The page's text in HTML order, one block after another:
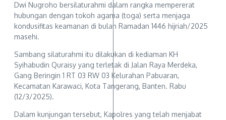
Dwi Nugroho bersilaturahmi dalam rangka mempererat
hubungan dengan tokoh agama (toga) serta menjaga
kondusifitas keamanan di bulan Ramadan 1446 hijriah/2025
masehi.
Sambang silaturahmi itu dilakukan di kediaman KH
Syihabudin Quraisy yang terletak di Jalan Raya Merdeka,
Gang Beringin 1 RT 03 RW 03 Kelurahan Pabuaran,
Kecamatan Karawaci, Kota Tangerang, Banten. Rabu
(12/3/2025).
Dalam kunjungan tersebut, Kapolres yang telah menjabat